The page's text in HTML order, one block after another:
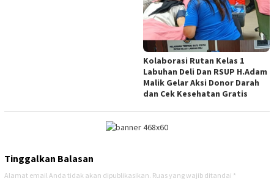
Kolaborasi Rutan Kelas 1
Labuhan Deli Dan RSUP H.Adam
Malik Gelar Aksi Donor Darah
dan Cek Kesehatan Gratis
Tinggalkan Balasan
Alamat email Anda tidak akan dipublikasikan. Ruas yang wajib ditandai *